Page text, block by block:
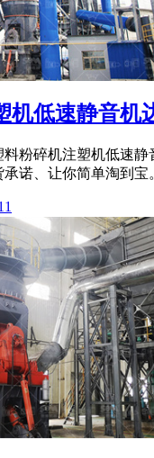
机低速静音机
粉碎机注塑机低速
诺、让你简单淘到宝